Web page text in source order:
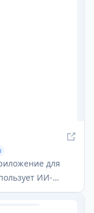
для
ИИ-